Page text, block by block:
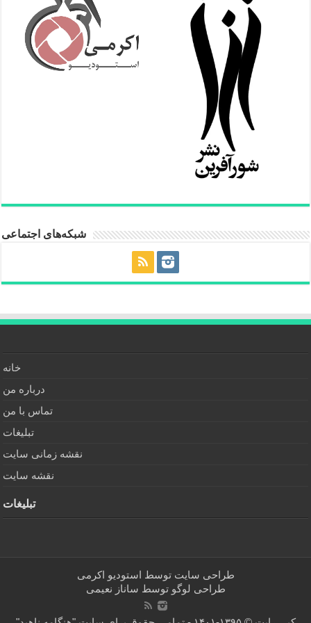
شبکه‌های اجتماعی
خانه
درباره من
تماس با من
تبلیغات
نقشه زمانی سایت
نقشه سایت
تبلیغات
طراحی سایت توسط استودیو اکرمی
طراحی لوگو توسط ساناز نعیمی